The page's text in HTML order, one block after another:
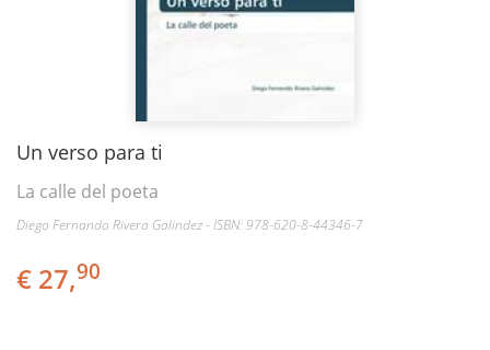
Un verso para ti
La calle del poeta
Diego Fernando Rivera Galindez - ISBN: 978-620-8-44346-7
€ 27,90